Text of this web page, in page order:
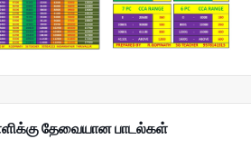
தேவையான பாடல்கள்